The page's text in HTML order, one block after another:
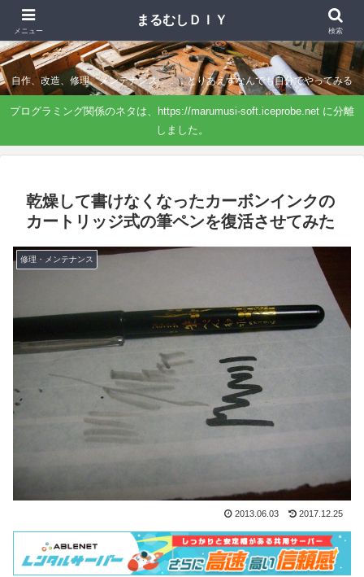
まるむしＤＩＹ
自作、改造、修理、メンテナンス．．．とりあえずなんでも自分でやってみる
プログラミング関係のネタは、https://marumusi-soft.iceprobe.net に分離
しました。
乾燥して書けなくなったカーボンインクの
カートリッジ式の筆ペンを復活させてみた
修理・メンテナンス
2013.06.03 2017.12.25
メニュー
まるむしＤＩＹ
検索